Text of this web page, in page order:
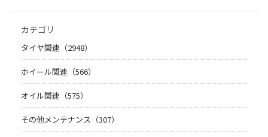
カテゴリ
タイヤ関連（2948）
ホイール関連（566）
オイル関連（575）
その他メンテナンス（307）